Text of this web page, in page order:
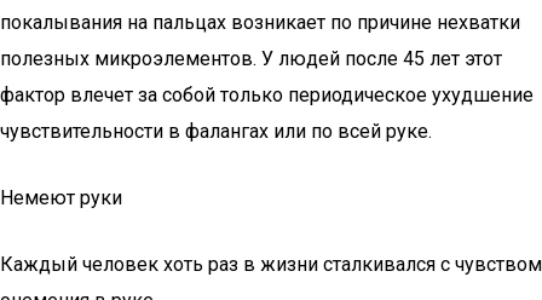
покалывания на пальцах возникает по причине нехватки
полезных микроэлементов. У людей после 45 лет этот
фактор влечет за собой только периодическое ухудшение
чувствительности в фалангах или по всей руке.
Немеют руки
Каждый человек хоть раз в жизни сталкивался с чувством